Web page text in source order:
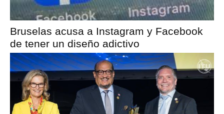
Bruselas acusa a Instagram y Facebook
de tener un diseño adictivo